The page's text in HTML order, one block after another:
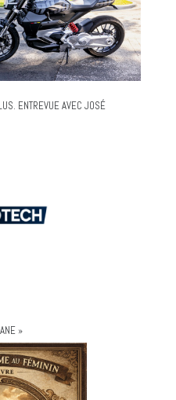
ENTREVUE AVEC JOSÉ
»